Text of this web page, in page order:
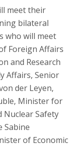
meet their
bilateral
who will meet
Foreign Affairs
and Research
Affairs, Senior
der Leyen,
Minister for
Nuclear Safety
Sabine
of Economic